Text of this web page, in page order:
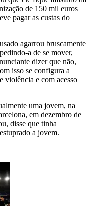
de 150 mil euros
pagar as custas do
agarrou bruscamente
a de se mover,
dizer que não,
isso se configura a
violência e com acesso
uma jovem, na
em dezembro de
disse que tinha
a jovem.